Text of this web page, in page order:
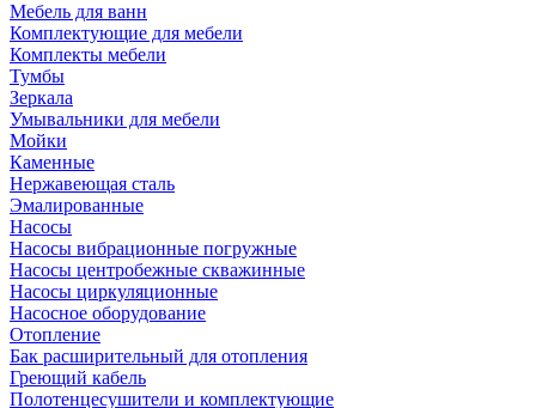
Мебель для ванн
Комплектующие для мебели
Комплекты мебели
Тумбы
Зеркала
Умывальники для мебели
Мойки
Каменные
Нержавеющая сталь
Эмалированные
Насосы
Насосы вибрационные погружные
Насосы центробежные скважинные
Насосы циркуляционные
Насосное оборудование
Отопление
Бак расширительный для отопления
Греющий кабель
Полотенцесушители и комплектующие